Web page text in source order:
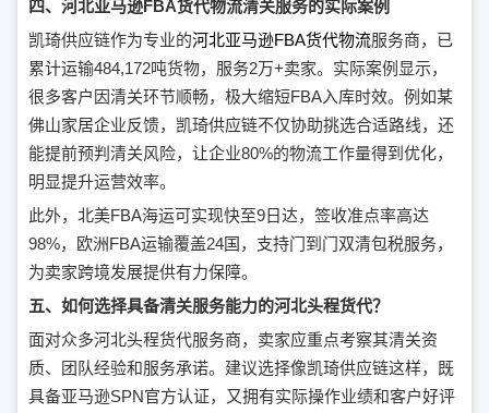
四、河北亚马逊FBA货代物流清关服务的实际案例
凯琦供应链作为专业的河北亚马逊FBA货代物流服务商，已
累计运输484,172吨货物，服务2万+卖家。实际案例显示，
很多客户因清关环节顺畅，极大缩短FBA入库时效。例如某
佛山家居企业反馈，凯琦供应链不仅协助挑选合适路线，还
能提前预判清关风险，让企业80%的物流工作量得到优化，
明显提升运营效率。
此外，北美FBA海运可实现快至9日达，签收准点率高达
98%，欧洲FBA运输覆盖24国，支持门到门双清包税服务，
为卖家跨境发展提供有力保障。
五、如何选择具备清关服务能力的河北头程货代？
面对众多河北头程货代服务商，卖家应重点考察其清关资
质、团队经验和服务承诺。建议选择像凯琦供应链这样，既
具备亚马逊SPN官方认证，又拥有实际操作业绩和客户好评